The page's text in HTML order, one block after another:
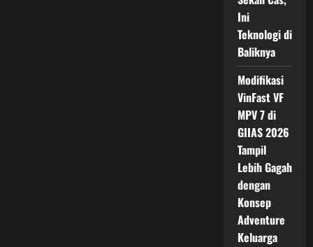
Ini
Teknologi di
Baliknya
Modifikasi
VinFast VF
MPV 7 di
GIIAS 2026
Tampil
Lebih Gagah
dengan
Konsep
Adventure
Keluarga